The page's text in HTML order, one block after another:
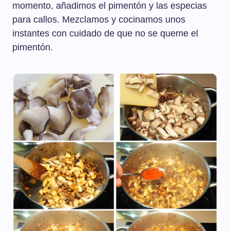
momento, añadimos el pimentón y las especias
para callos. Mezclamos y cocinamos unos
instantes con cuidado de que no se queme el
pimentón.